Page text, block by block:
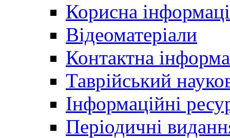
Корисна
Відеоматеріали
Контактна
Таврійський
Інформаційні
Періодичні